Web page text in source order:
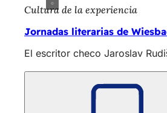
Cultura de la experiencia
Jornadas literarias de
El escritor checo Jaroslav